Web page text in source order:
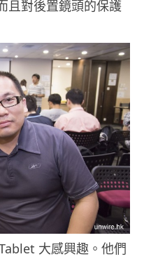
且對後置鏡頭的保護
大感興趣。他們